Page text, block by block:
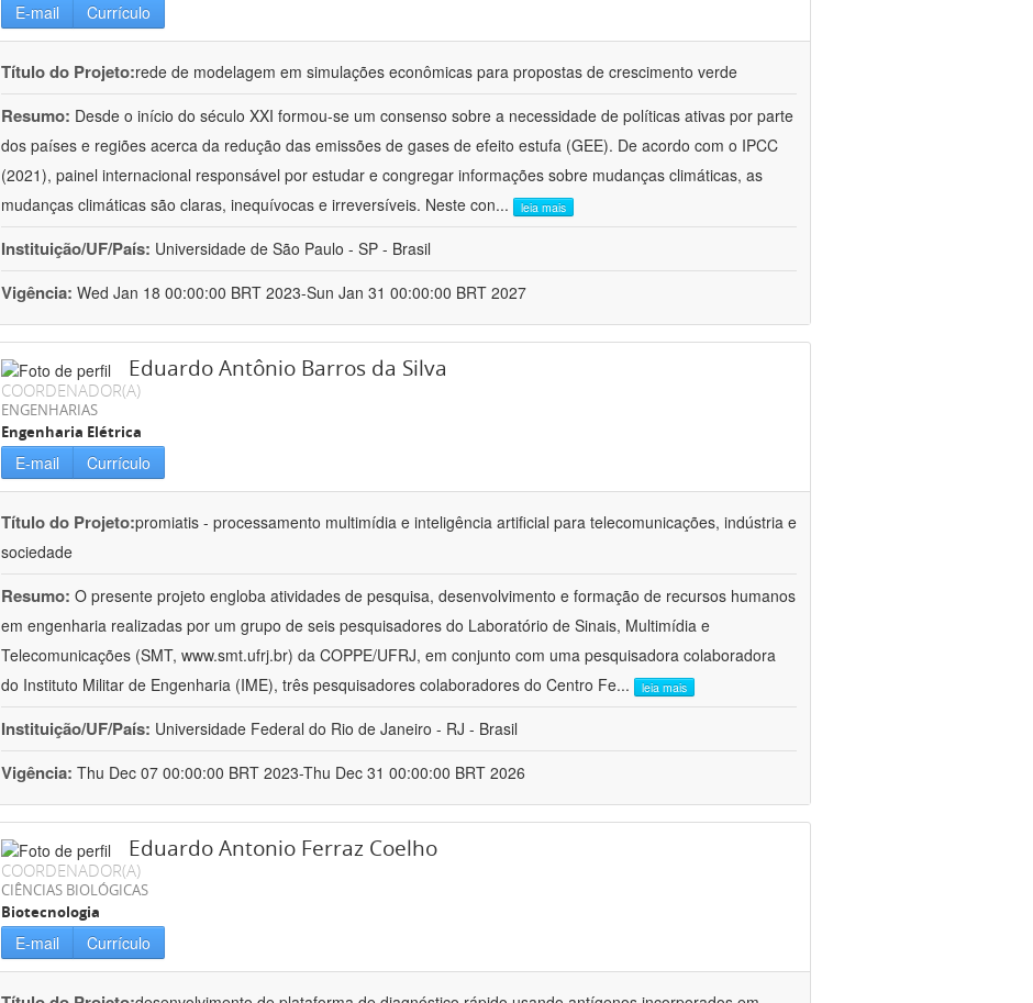
E-mail Currículo
Título do Projeto:rede de modelagem em simulações econômicas para propostas de crescimento verde
Resumo: Desde o início do século XXI formou-se um consenso sobre a necessidade de políticas ativas por parte
dos países e regiões acerca da redução das emissões de gases de efeito estufa (GEE). De acordo com o IPCC
(2021), painel internacional responsável por estudar e congregar informações sobre mudanças climáticas, as
mudanças climáticas são claras, inequívocas e irreversíveis. Neste con... leia mais
Instituição/UF/País: Universidade de São Paulo - SP - Brasil
Vigência: Wed Jan 18 00:00:00 BRT 2023-Sun Jan 31 00:00:00 BRT 2027
Eduardo Antônio Barros da Silva
COORDENADOR(A)
ENGENHARIAS
Engenharia Elétrica
E-mail Currículo
Título do Projeto:promiatis - processamento multimídia e inteligência artificial para telecomunicações, indústria e
sociedade
Resumo: O presente projeto engloba atividades de pesquisa, desenvolvimento e formação de recursos humanos
em engenharia realizadas por um grupo de seis pesquisadores do Laboratório de Sinais, Multimídia e
Telecomunicações (SMT, www.smt.ufrj.br) da COPPE/UFRJ, em conjunto com uma pesquisadora colaboradora
do Instituto Militar de Engenharia (IME), três pesquisadores colaboradores do Centro Fe... leia mais
Instituição/UF/País: Universidade Federal do Rio de Janeiro - RJ - Brasil
Vigência: Thu Dec 07 00:00:00 BRT 2023-Thu Dec 31 00:00:00 BRT 2026
Eduardo Antonio Ferraz Coelho
COORDENADOR(A)
CIÊNCIAS BIOLÓGICAS
Biotecnologia
E-mail Currículo